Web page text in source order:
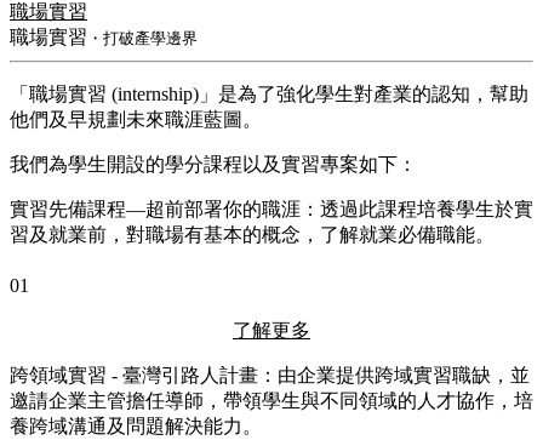
職場實習
職場實習 ・打破產學邊界
「職場實習 (internship)」是為了強化學生對產業的認知，幫助
他們及早規劃未來職涯藍圖。
我們為學生開設的學分課程以及實習專案如下：
實習先備課程—超前部署你的職涯：透過此課程培養學生於實
習及就業前，對職場有基本的概念，了解就業必備職能。
01
了解更多
跨領域實習 - 臺灣引路人計畫：由企業提供跨域實習職缺，並
邀請企業主管擔任導師，帶領學生與不同領域的人才協作，培
養跨域溝通及問題解決能力。